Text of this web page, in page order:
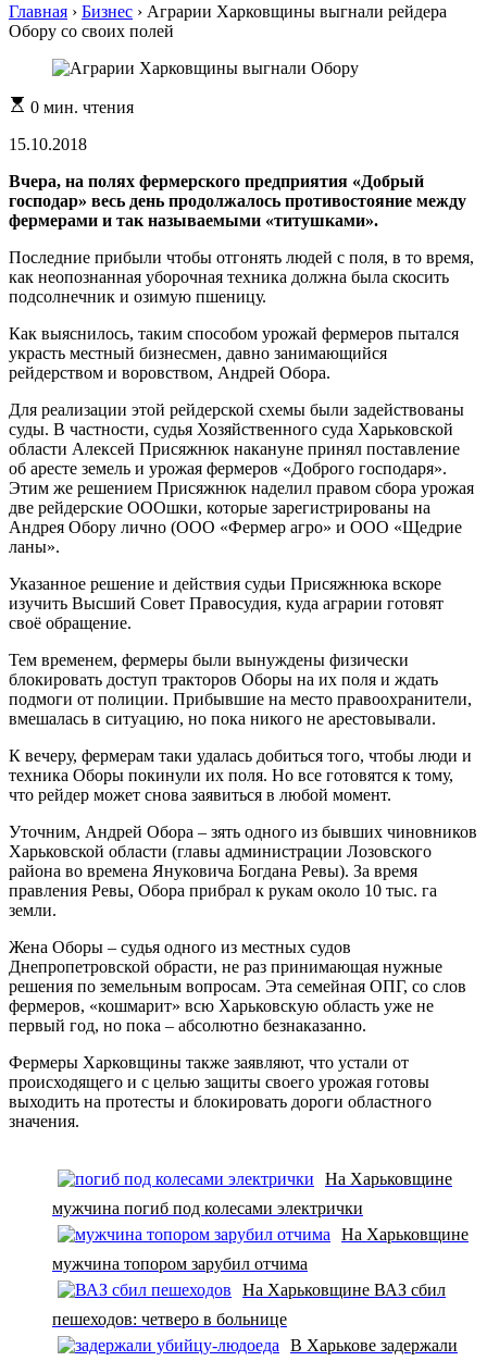
Главная › Бизнес › Аграрии Харковщины выгнали рейдера
Обору со своих полей
Расчетное
чтения
0 мин. чтения
15.10.2018
Вчера, на полях фермерского предприятия «Добрый
господар» весь день продолжалось противостояние между
фермерами и так называемыми «титушками».
Последние прибыли чтобы отгонять людей с поля, в то время,
как неопознанная уборочная техника должна была скосить
подсолнечник и озимую пшеницу.
Как выяснилось, таким способом урожай фермеров пытался
украсть местный бизнесмен, давно занимающийся
рейдерством и воровством, Андрей Обора.
Для реализации этой рейдерской схемы были задействованы
суды. В частности, судья Хозяйственного суда Харьковской
области Алексей Присяжнюк накануне принял поставление
об аресте земель и урожая фермеров «Доброго господаря».
Этим же решением Присяжнюк наделил правом сбора урожая
две рейдерские ОООшки, которые зарегистрированы на
Андрея Обору лично (ООО «Фермер агро» и ООО «Щедрие
ланы».
Указанное решение и действия судьи Присяжнюка вскоре
изучить Высший Совет Правосудия, куда аграрии готовят
своё обращение.
Тем временем, фермеры были вынуждены физически
блокировать доступ тракторов Оборы на их поля и ждать
подмоги от полиции. Прибывшие на место правоохранители,
вмешалась в ситуацию, но пока никого не арестовывали.
К вечеру, фермерам таки удалась добиться того, чтобы люди и
техника Оборы покинули их поля. Но все готовятся к тому,
что рейдер может снова заявиться в любой момент.
Уточним, Андрей Обора – зять одного из бывших чиновников
Харьковской области (главы администрации Лозовского
района во времена Януковича Богдана Ревы). За время
правления Ревы, Обора прибрал к рукам около 10 тыс. га
земли.
Жена Оборы – судья одного из местных судов
Днепропетровской обрасти, не раз принимающая нужные
решения по земельным вопросам. Эта семейная ОПГ, со слов
фермеров, «кошмарит» всю Харьковскую область уже не
первый год, но пока – абсолютно безнаказанно.
Фермеры Харковщины также заявляют, что устали от
происходящего и с целью защиты своего урожая готовы
выходить на протесты и блокировать дороги областного
значения.
На Харьковщине
мужчина погиб под колесами электрички
На Харьковщине
мужчина топором зарубил отчима
На Харьковщине ВАЗ сбил
пешеходов: четверо в больнице
В Харькове задержали